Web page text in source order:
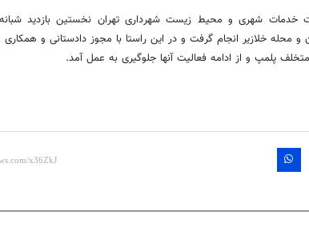
خدمات شهری و محیط زیست شهرداری تهران نخستین بازدید
خلازیر انجام گرفت و در این راستا با مجوز دادستانی و
پلمپ و از ادامه فعالیت آنها جلوگیری به عمل آمد.